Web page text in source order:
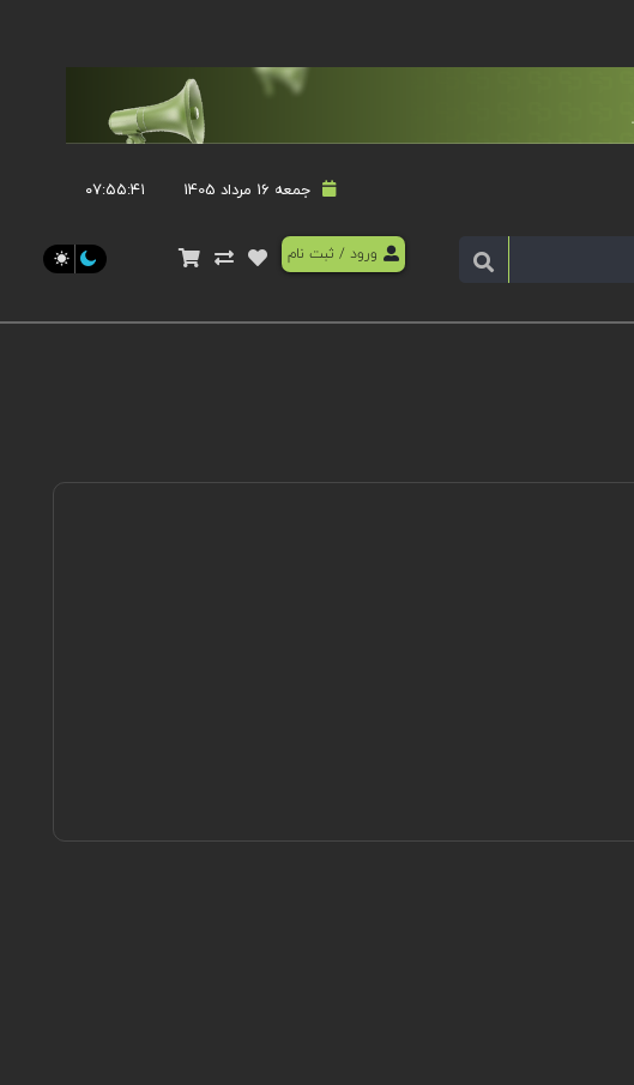
جمعه 16 مرداد 1405 ۰۷:۵۵:۴۱
ورود / ثبت نام